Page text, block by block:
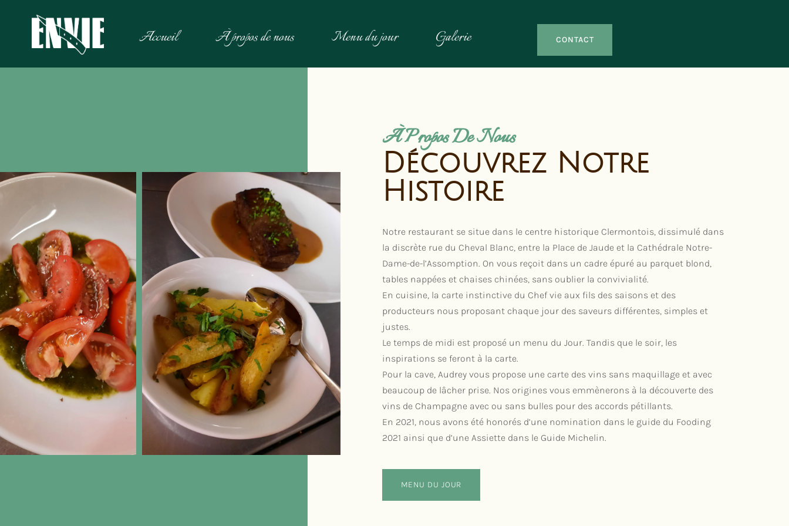
Accueil À propos de nous Menu du jour Galerie CONTACT
À Propos De Nous
Découvrez Notre
Histoire
Notre restaurant se situe dans le centre historique Clermontois, dissimulé dans
la discrète rue du Cheval Blanc, entre la Place de Jaude et la Cathédrale Notre-
Dame-de-l’Assomption. On vous reçoit dans un cadre épuré au parquet blond,
tables nappées et chaises chinées, sans oublier la convivialité.
En cuisine, la carte instinctive du Chef vie aux fils des saisons et des
producteurs nous proposant chaque jour des saveurs différentes, simples et
justes.
Le temps de midi est proposé un menu du Jour. Tandis que le soir, les
inspirations se feront à la carte.
Pour la cave, Audrey vous propose une carte des vins sans maquillage et avec
beaucoup de lâcher prise. Nos origines vous emmènerons à la découverte des
vins de Champagne avec ou sans bulles pour des accords pétillants.
En 2021, nous avons été honorés d’une nomination dans le guide du Fooding
2021 ainsi que d’une Assiette dans le Guide Michelin.
MENU DU JOUR